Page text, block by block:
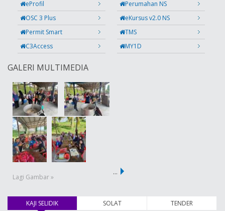
eProfil
Perumahan NS
OSC 3 Plus
eKursus v2.0 NS
Permit Smart
TMS
C3Access
MY1D
GALERI MULTIMEDIA
Lagi Gambar »
…
KAJI SELIDIK(tab aktif) SOLAT TENDER